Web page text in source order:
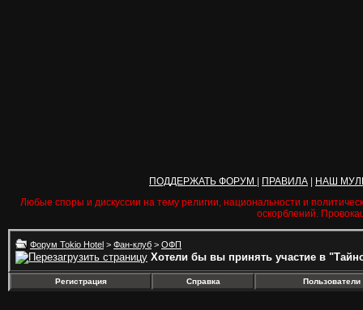
ПОДДЕРЖАТЬ ФОРУМ ПРАВИЛА
НАШ
Любые споры и дискуссии на тему религии, национальности и
оскорблений.
Форум Tokio Hotel > Фан-клуб > ОФП
Хотели бы вы принять участие в
Регистрация Справка Пользователи